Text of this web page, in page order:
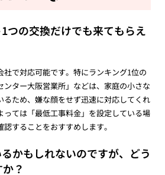
つの交換だけでも来てもらえ
社で対応可能です。特にランキング1位の
ンター大阪営業所」などは、家庭の小さな
るため、嫌な顔をせず迅速に対応してくれ
っては「最低工事料金」を設定している場
することをおすすめします。
かもしれないのですが、どう
？